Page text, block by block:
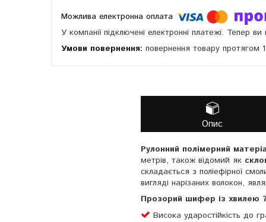
У компанії підключені електронні платежі.
повернення товару протягом
Опис
Рулонний полімерний
метрів, також відомий як
складається з поліефірної
вигляді нарізаних волокон,
Прозорий шифер із хвилею
Висока ударостійкість до